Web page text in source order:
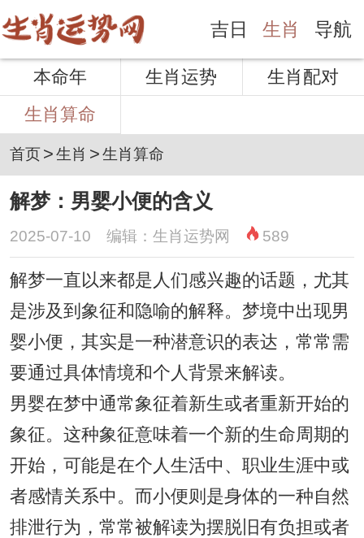
吉日 生肖 导航
本命年 生肖运势
生肖配对
生肖算命
首页>生肖 >生肖算命
解梦：男婴小便的含义
2025-07-10 编辑：生肖运势网 589
解梦一直以来都是人们感兴趣的话题，尤其
是涉及到象征和隐喻的解释。梦境中出现男
婴小便，其实是一种潜意识的表达，常常需
要通过具体情境和个人背景来解读。
男婴在梦中通常象征着新生或者重新开始的
象征。这种象征意味着一个新的生命周期的
开始，可能是在个人生活中、职业生涯中或
者感情关系中。而小便则是身体的一种自然
排泄行为，常常被解读为摆脱旧有负担或者